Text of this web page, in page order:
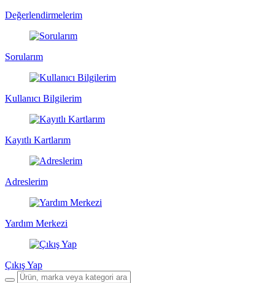
Değerlendirmelerim
Sorularım
Kullanıcı Bilgilerim
Kayıtlı Kartlarım
Adreslerim
Yardım Merkezi
Çıkış Yap